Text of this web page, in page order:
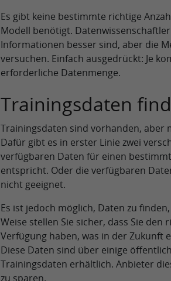
Es gibt keine bestimmte richtige
Modell benötigt.
Informationen besser sind, aber die
versuchen. Einfach ausgedrückt: Je
erforderliche Datenmenge.
Trainingsdaten
Trainingsdaten sind vorhanden, aber
Dafür gibt es in erster Linie zwei
verfügbaren Daten für einen
entspricht. Oder die verfügbaren
nicht geeignet.
Es ist jedoch möglich, Daten zu
Weise stellen Sie sicher, dass Sie
Verfügung haben, was in der Zukunft
Diese Daten sind über einige
Trainingsdaten erhältlich. Anbieter
zu sparen.